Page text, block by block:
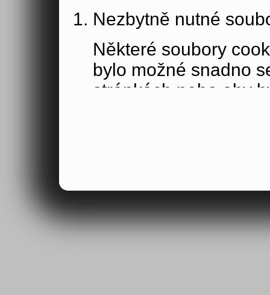
Nezbytně nutné
Některé soubory
bylo možné snadno
stránkách nebo aby
Výkonové soubory
tom, jak používáte